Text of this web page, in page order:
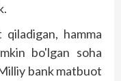
hamma
bo'lgan soha
bank matbuot